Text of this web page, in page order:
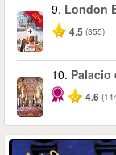
-20%
9. London
4.5 (355)
10. Palacio
4.6